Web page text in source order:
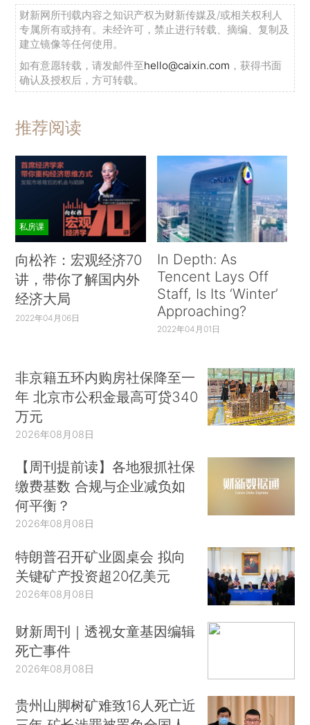
财新网所刊载内容之知识产权为财新传媒及/或相关权利人
专属所有或持有。未经许可，禁止进行转载、摘编、复制及
建立镜像等任何使用。
如有意愿转载，请发邮件至hello@caixin.com ，获得书面
确认及授权后，方可转载。
推荐阅读
私房课
向松祚：宏观经济70
讲，带你了解国内外
经济大局
2022年04月06日
In Depth: As
Tencent Lays Off
Staff, Is Its ‘Winter’
Approaching?
2022年04月01日
非京籍五环内购房社保降至一
年 北京市公积金最高可贷340
万元
2026年08月08日
【周刊提前读】各地狠抓社保
缴费基数 合规与企业减负如
何平衡？
2026年08月08日
特朗普召开矿业圆桌会 拟向
关键矿产投资超20亿美元
2026年08月08日
财新周刊｜透视女童基因编辑
死亡事件
2026年08月08日
贵州山脚树矿难致16人死亡近